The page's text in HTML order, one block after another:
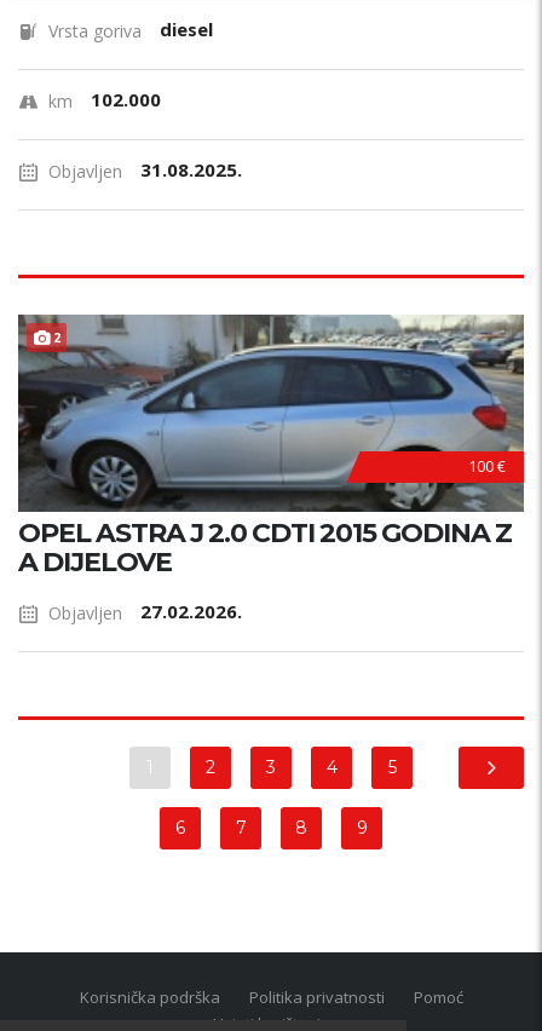
Vrsta goriva diesel
km 102.000
Objavljen 31.08.2025.
2
100 €
OPEL ASTRA J 2.0 CDTI 2015 GODINA Z
A DIJELOVE
Objavljen 27.02.2026.
1 2 3 4 5
6 7 8 9
Korisnička podrška Politika privatnosti
Pomoć
Uvjeti korištenja